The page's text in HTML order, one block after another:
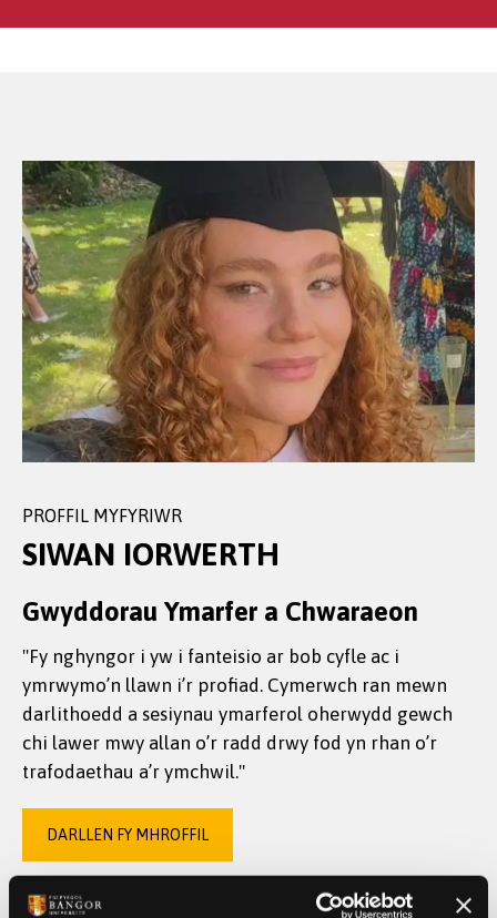
PROFFIL MYFYRIWR
SIWAN IORWERTH
Gwyddorau Ymarfer a Chwaraeon
"Fy nghyngor i yw i fanteisio ar bob cyfle ac i
ymrwymo’n llawn i’r profiad. Cymerwch ran mewn
darlithoedd a sesiynau ymarferol oherwydd gewch
chi lawer mwy allan o’r radd drwy fod yn rhan o’r
trafodaethau a’r ymchwil."
DARLLEN FY MHROFFIL